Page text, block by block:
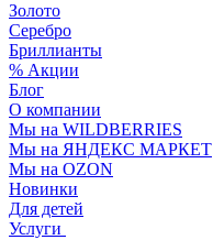
Золото
Серебро
Бриллианты
% Акции
Блог
О компании
Мы на WILDBERRIES
Мы на ЯНДЕКС МАРКЕТ
Мы на OZON
Новинки
Для детей
Услуги